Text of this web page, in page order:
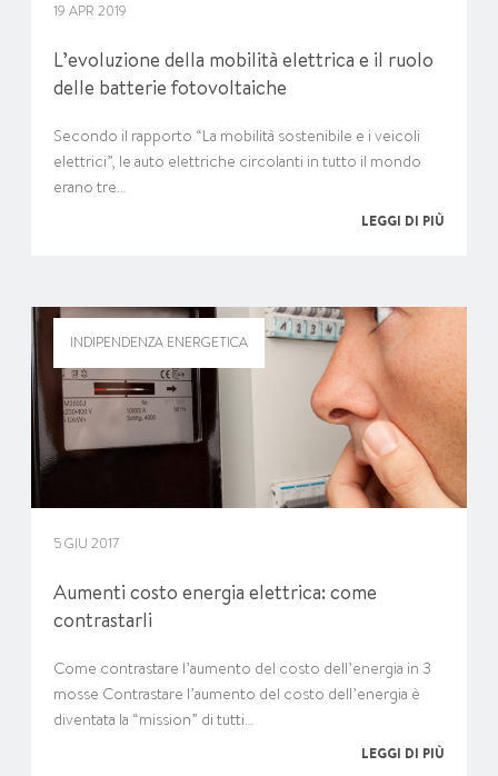
19 APR 2019
L’evoluzione della mobilità elettrica e il ruolo
delle batterie fotovoltaiche
Secondo il rapporto “La mobilità sostenibile e i veicoli
elettrici”, le auto elettriche circolanti in tutto il mondo
erano tre…
LEGGI DI PIÙ
INDIPENDENZA ENERGETICA
5 GIU 2017
Aumenti costo energia elettrica: come
contrastarli
Come contrastare l’aumento del costo dell’energia in 3
mosse Contrastare l’aumento del costo dell’energia è
diventata la “mission” di tutti…
LEGGI DI PIÙ